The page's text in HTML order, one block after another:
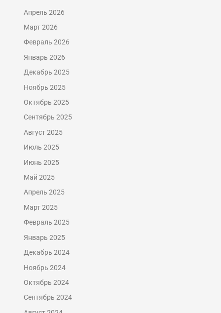
Апрель 2026
Март 2026
Февраль 2026
Январь 2026
Декабрь 2025
Ноябрь 2025
Октябрь 2025
Сентябрь 2025
Август 2025
Июль 2025
Июнь 2025
Май 2025
Апрель 2025
Март 2025
Февраль 2025
Январь 2025
Декабрь 2024
Ноябрь 2024
Октябрь 2024
Сентябрь 2024